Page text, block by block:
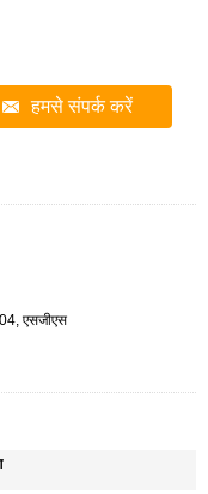
हमसे संपर्क करें
एसजीएस